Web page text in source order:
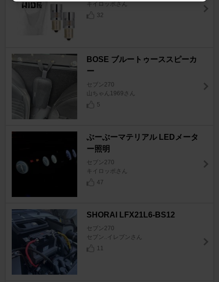
キイロッポさん
32
BOSE ブルートゥーススピーカ
ー
セブン270
山ちゃん1969さん
5
ぶーぶーマテリアル LEDメータ
ー照明
セブン270
キイロッポさん
47
SHORAI LFX21L6-BS12
セブン270
セブン..イレブンさん
11